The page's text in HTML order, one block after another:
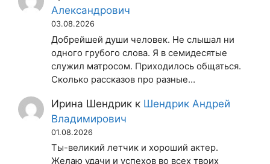
Александрович
03.08.2026
Добрейшей души человек. Не слышал ни
одного грубого слова. Я в семидесятые
служил матросом. Приходилось общаться.
Сколько рассказов про разные…
Ирина Шендрик к Шендрик Андрей
Владимирович
01.08.2026
Ты-великий летчик и хороший актер.
Желаю удачи и успехов во всех твоих